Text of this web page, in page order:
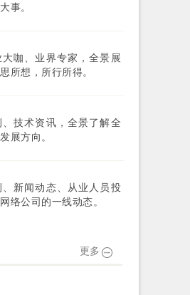
事。
咖、业界专家，全景展
所想，所行所得。
技术资讯，全景了解全
展方向。
新闻动态、从业人员投
络公司的一线动态。
更多